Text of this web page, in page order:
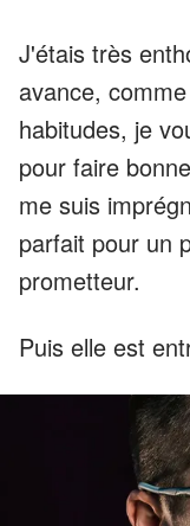
J'étais très
avance,
habitudes, je
pour faire
me suis
parfait pour un
prometteur.
Puis elle est